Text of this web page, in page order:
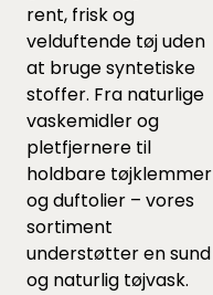
rent, frisk og
velduftende tøj uden
at bruge syntetiske
stoffer. Fra naturlige
vaskemidler og
pletfjernere til
holdbare tøjklemmer
og duftolier – vores
sortiment
understøtter en sund
og naturlig tøjvask.